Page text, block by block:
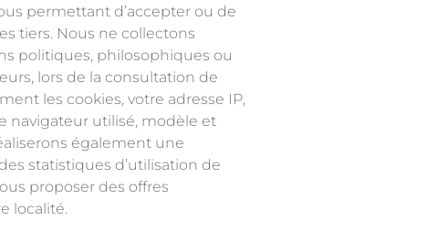
permettant d’accepter ou de
tiers. Nous ne collectons
politiques, philosophiques ou
lors de la consultation de
les cookies, votre adresse IP,
navigateur utilisé, modèle et
également une
statistiques d’utilisation de
proposer des offres
localité.